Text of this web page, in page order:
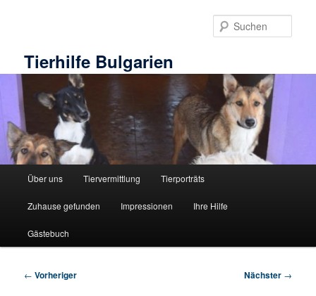
Tierhilfe Bulgarien
HauptmenüÜber uns Tiervermittlung Tierporträts
Zuhause gefunden Impressionen Ihre Hilfe
Gästebuch
Beitragsnavigation
← Vorheriger Nächster →